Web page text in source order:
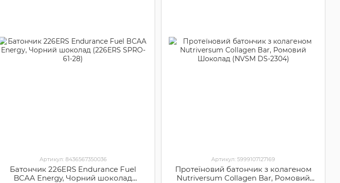
Артикул: 8436567350036
Батончик 226ERS Endurance Fuel
BCAA Energy, Чорний шоколад
Артикул: 5999107127169
Протеїновий батончик з колагеном
Nutriversum Collagen Bar, Ромовий